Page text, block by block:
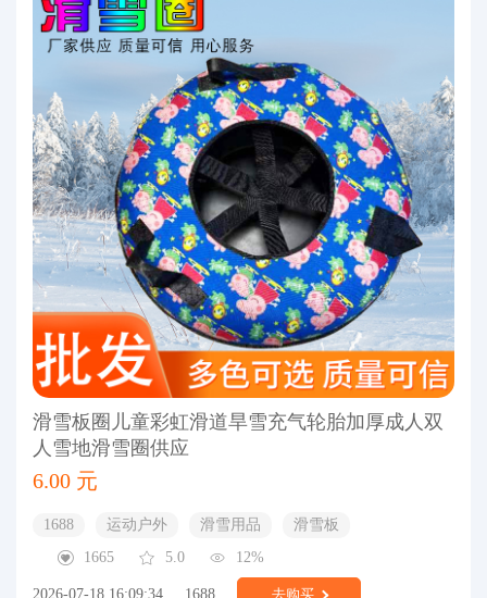
滑雪板圈儿童彩虹滑道旱雪充气轮胎加厚成人双
人雪地滑雪圈供应
6.00 元
1688 运动户外 滑雪用品
滑雪板
1665
5.0 12%
2026-07-18 16:09:34 1688 去购买